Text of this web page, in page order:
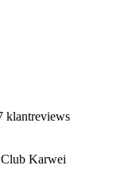
klantreviews
Karwei